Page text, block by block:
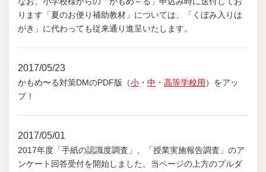
ります「夏のお便り補助教材」については、「くぼみ入りは
がき」に代わっても従来通り進呈いたします。
2017/05/23
かもめ〜る対策DMのPDF版（小 ・ 中 ・ 高等学校用 ）をアッ
プ！
2017/05/01
2017年度「手紙の認識度調査」、「授業実施報告調査」のア
ンケート回答受付を開始しました。当ページの上方のプルダ